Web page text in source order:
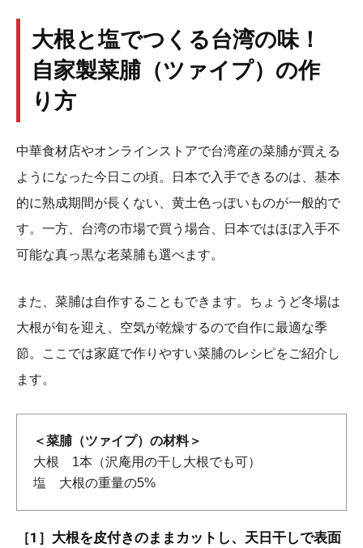
大根と塩でつくる台湾の味！
自家製菜脯（ツァイプ）の作
り方
中華食材店やオンラインストアで台湾産の菜脯が買える
ようになった今日この頃。日本で入手できるのは、基本
的に熟成期間が長くない、黄土色っぽいものが一般的で
す。一方、台湾の市場で買う場合、日本ではほぼ入手不
可能な真っ黒な老菜脯も選べます。
また、菜脯は自作することもできます。ちょうど冬場は
大根が旬を迎え、空気が乾燥するので自作に最適な季
節。ここでは家庭で作りやすい菜脯のレシピをご紹介し
ます。
＜菜脯（ツァイプ）の材料＞
大根 1本（沢庵用の干し大根でも可）
塩 大根の重量の5%
［1］ 大根を皮付きのままカットし、天日干しで表面